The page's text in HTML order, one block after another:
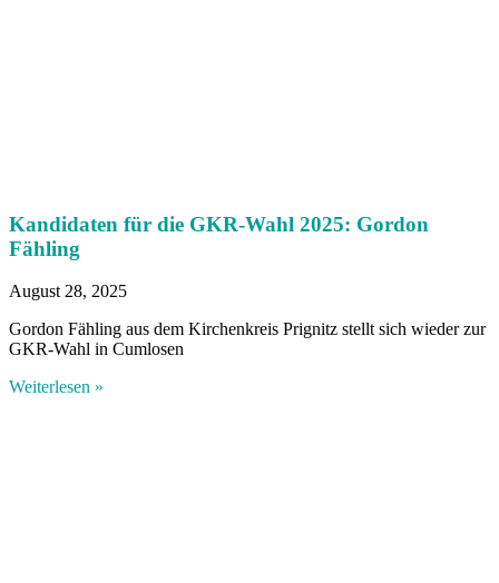
Kandidaten für die GKR-Wahl 2025: Gordon
Fähling
August 28, 2025
Gordon Fähling aus dem Kirchenkreis Prignitz stellt sich wieder zur
GKR-Wahl in Cumlosen
Weiterlesen »